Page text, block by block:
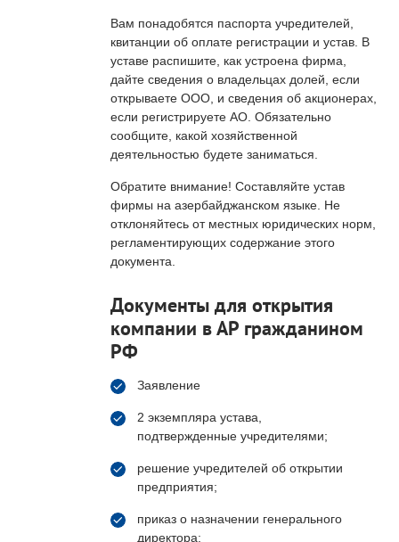
Вам понадобятся паспорта учредителей,
квитанции об оплате регистрации и устав. В
уставе распишите, как устроена фирма,
дайте сведения о владельцах долей, если
открываете ООО, и сведения об акционерах,
если регистрируете АО. Обязательно
сообщите, какой хозяйственной
деятельностью будете заниматься.
Обратите внимание! Составляйте устав
фирмы на азербайджанском языке. Не
отклоняйтесь от местных юридических норм,
регламентирующих содержание этого
документа.
Документы для открытия
компании в АР гражданином
РФ
Заявление
2 экземпляра устава,
подтвержденные учредителями;
решение учредителей об открытии
предприятия;
приказ о назначении генерального
директора;